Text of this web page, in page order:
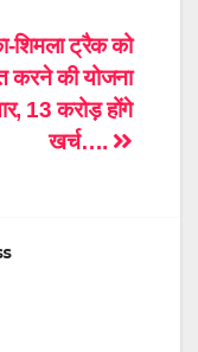
शिमला ट्रैक को
करने की योजना
13 करोड़ होंगे
खर्च….